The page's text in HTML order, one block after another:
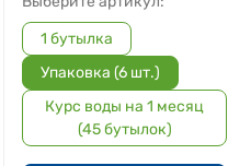
1 бутылка
Упаковка (6 шт.)
Курс воды на 1 месяц
(45 бутылок)